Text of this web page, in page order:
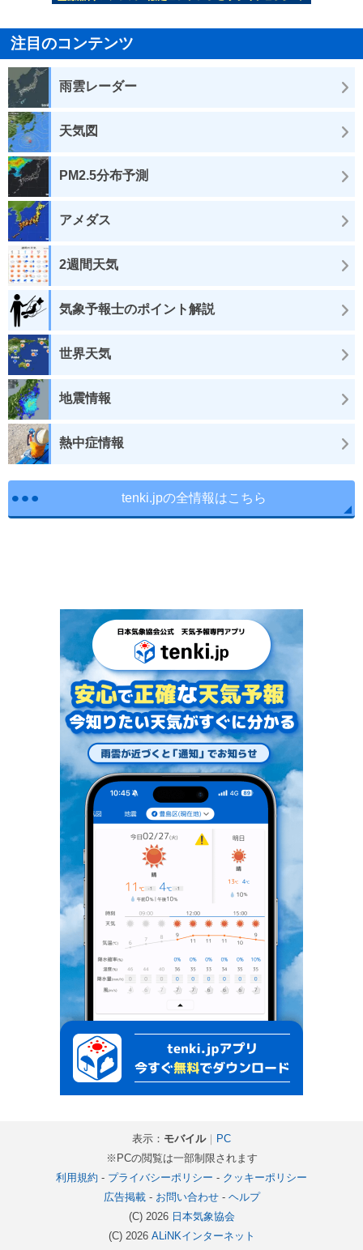
注目のコンテンツ
雨雲レーダー
天気図
PM2.5分布予測
アメダス
2週間天気
気象予報士のポイント解説
世界天気
地震情報
熱中症情報
tenki.jpの全情報はこちら
表示： モバイル｜
PC
※PCの閲覧は一部制限されます
利用規約 - プライバシーポリシー - クッキーポリシー
広告掲載- お問い合わせ- ヘルプ
(C) 2026 日本気象協会
(C) 2026 ALiNKインターネット